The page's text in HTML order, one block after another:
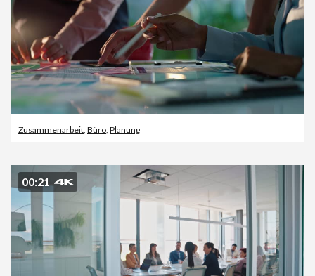
Zusammenarbeit Büro Planung
00:21